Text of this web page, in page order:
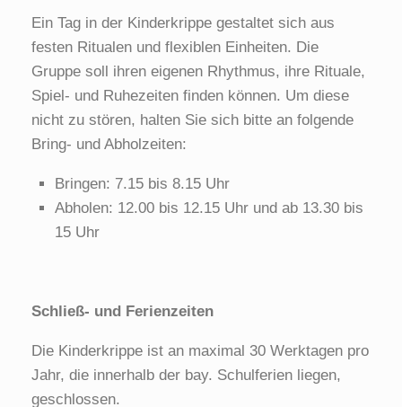
Ein Tag in der Kinderkrippe gestaltet sich aus
festen Ritualen und flexiblen Einheiten. Die
Gruppe soll ihren eigenen Rhythmus, ihre Rituale,
Spiel- und Ruhezeiten finden können. Um diese
nicht zu stören, halten Sie sich bitte an folgende
Bring- und Abholzeiten:
Bringen: 7.15 bis 8.15 Uhr
Abholen: 12.00 bis 12.15 Uhr und ab 13.30 bis
15 Uhr
Schließ- und Ferienzeiten
Die Kinderkrippe ist an maximal 30 Werktagen pro
Jahr, die innerhalb der bay. Schulferien liegen,
geschlossen.